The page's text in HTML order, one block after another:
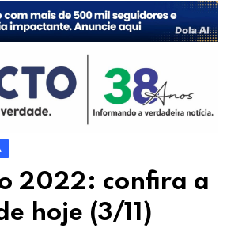
2022: confira a
hoje (3/11)